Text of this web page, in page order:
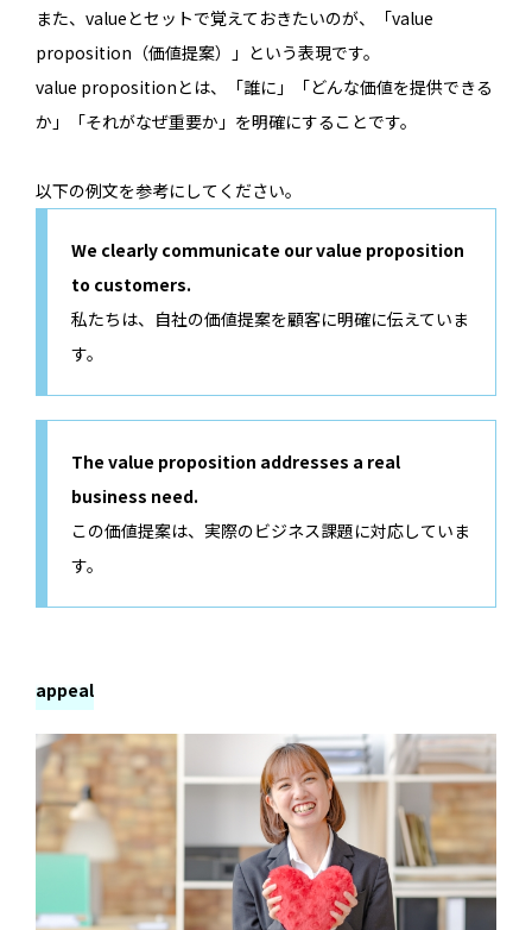
また、valueとセットで覚えておきたいのが、「value
proposition（価値提案）」という表現です。
value propositionとは、「誰に」「どんな価値を提供できる
か」「それがなぜ重要か」を明確にすることです。
以下の例文を参考にしてください。
We clearly communicate our value proposition
to customers.
私たちは、自社の価値提案を顧客に明確に伝えていま
す。
The value proposition addresses a real
business need.
この価値提案は、実際のビジネス課題に対応していま
す。
appeal